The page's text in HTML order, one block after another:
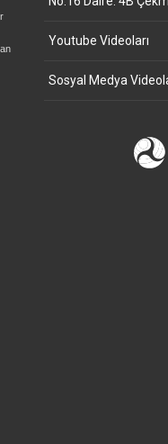
Youtube Videoları
Sosyal Medya